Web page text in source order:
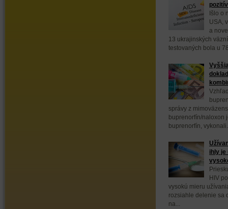
Išlo o
USA,
a
13 ukrajinských
testovaných bola u
správy z
buprenorfín/naloxon
buprenorfín,
ihly je
HIV
vysokú mieru
rozsiahle delenie sa
na...